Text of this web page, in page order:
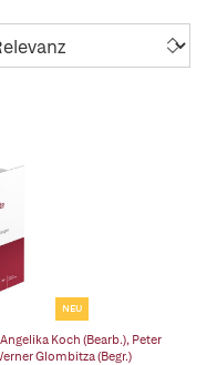
NEU
Angelika Koch (Bearb.), Peter
Glombitza (Begr.)